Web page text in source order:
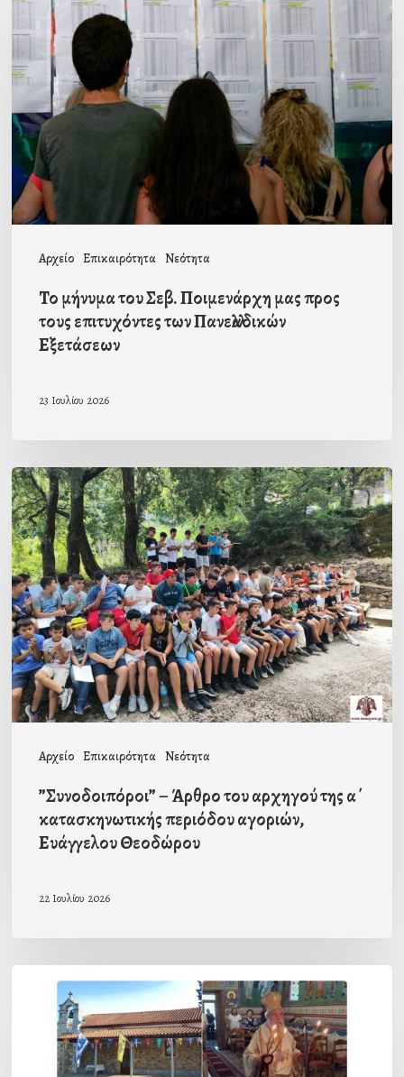
Αρχείο Επικαιρότητα Νεότητα
μήνυμα
του
Σεβ.
Ποιμενάρχη
μας
προς
τους
επιτυχόντες
Πανελλαδικών
Εξετάσεων
Το μήνυμα του Σεβ. Ποιμενάρχη μας προς
τους επιτυχόντες των Πανελλαδικών
Εξετάσεων
23 Ιουλίου 2026
Αρχείο Επικαιρότητα Νεότητα
”Συνοδοιπόροι”
–
Άρθρο
του
αρχηγού
της
α΄
κατασκηνωτικής
περιόδου
Ευάγγελου
Θεοδώρου
”Συνοδοιπόροι” – Άρθρο του αρχηγού της α΄
κατασκηνωτικής περιόδου αγοριών,
Ευάγγελου Θεοδώρου
22 Ιουλίου 2026
εορτασμός
Προφήτη